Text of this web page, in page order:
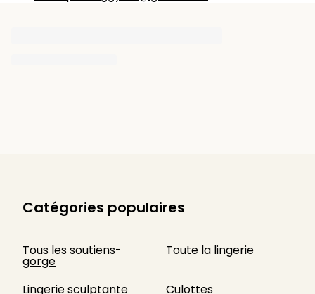
Catégories populaires
Tous les soutiens-
gorge
Toute la lingerie
Lingerie sculptante
Culottes